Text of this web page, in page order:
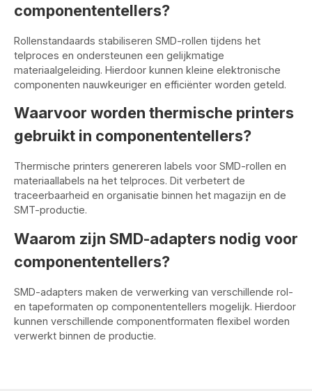
componententellers?
Rollenstandaards stabiliseren SMD-rollen tijdens het
telproces en ondersteunen een gelijkmatige
materiaalgeleiding. Hierdoor kunnen kleine elektronische
componenten nauwkeuriger en efficiënter worden geteld.
Waarvoor worden thermische printers
gebruikt in componententellers?
Thermische printers genereren labels voor SMD-rollen en
materiaallabels na het telproces. Dit verbetert de
traceerbaarheid en organisatie binnen het magazijn en de
SMT-productie.
Waarom zijn SMD-adapters nodig voor
componententellers?
SMD-adapters maken de verwerking van verschillende rol-
en tapeformaten op componententellers mogelijk. Hierdoor
kunnen verschillende componentformaten flexibel worden
verwerkt binnen de productie.